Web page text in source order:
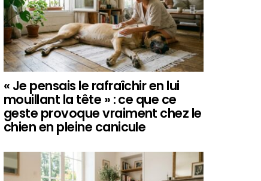
« Je pensais le rafraîchir en lui
mouillant la tête » : ce que ce
geste provoque vraiment chez le
chien en pleine canicule